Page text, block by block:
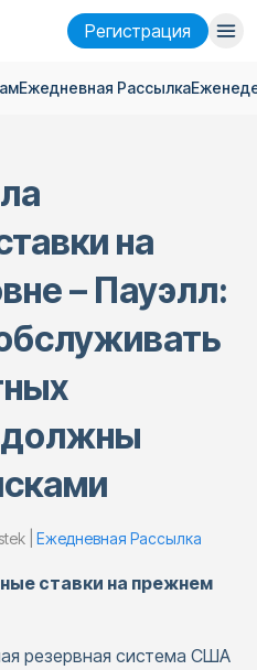
Pегистрация
Pегистрация
x50
Ежедневная Pассылка
на
– Пауэлл:
должны
| Ежедневная Pассылка
ставки на прежнем
резервная система США